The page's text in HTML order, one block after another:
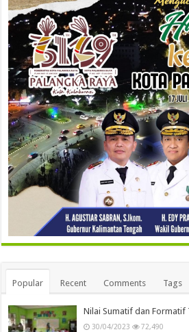
Popular Recent Comments Tags
Nilai Sumatif dan Formatif
30/04/2023 72,490